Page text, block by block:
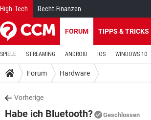
High-Tech Recht-Finanzen
FORUM TIPPS & TRICKS
SPIELE STREAMING ANDROID IOS WINDOWS 10
Forum Hardware
Vorherige
Habe ich Bluetooth? Geschlossen